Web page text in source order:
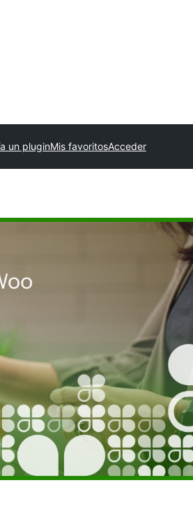
un pluginMis favoritosAcceder